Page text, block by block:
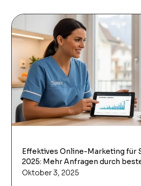
Effektives Online-Marketing für
2025: Mehr Anfragen durch
Oktober 3, 2025